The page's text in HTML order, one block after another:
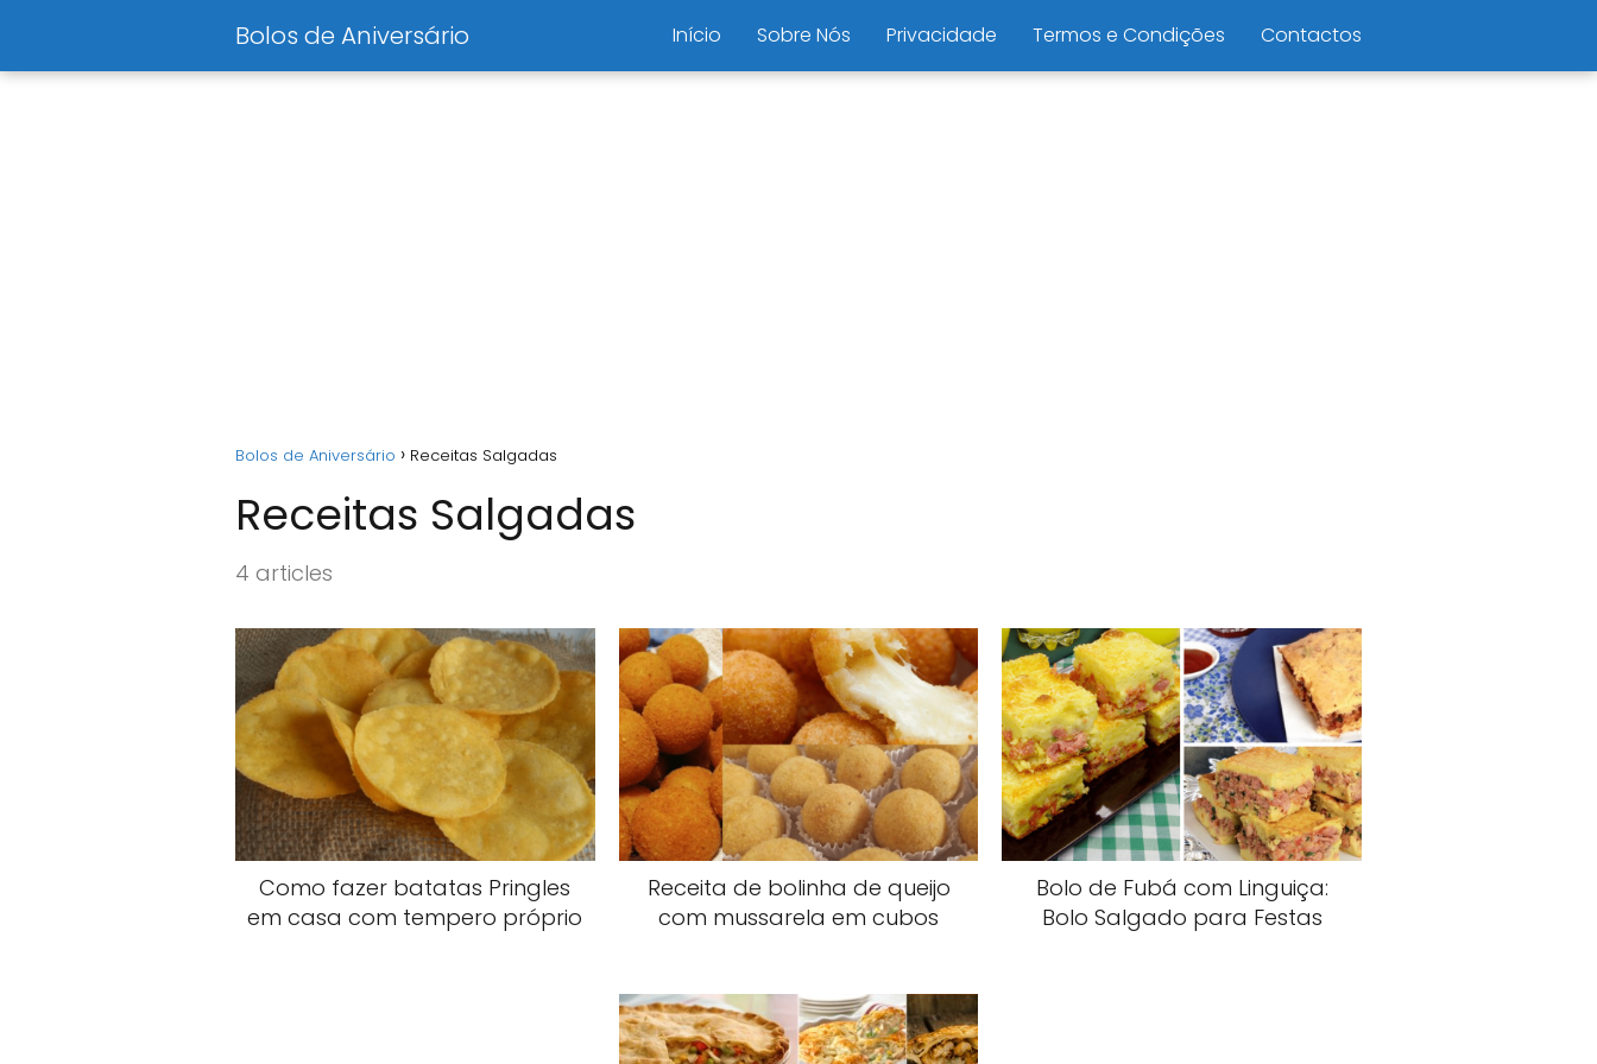
Bolos de Aniversário Início Sobre Nós Privacidade Termos e Condições Contactos
Bolos de Aniversário Receitas Salgadas
Receitas Salgadas
4 articles
Como fazer batatas Pringles
em casa com tempero próprio
Receita de bolinha de queijo
com mussarela em cubos
Bolo de Fubá com Linguiça:
Bolo Salgado para Festas